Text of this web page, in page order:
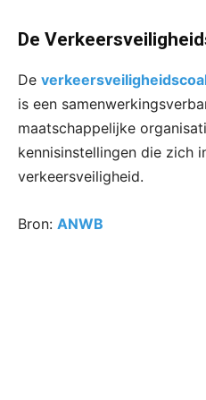
De
De
is een
maatschappelijke
kennisinstellingen die zich
verkeersveiligheid.
Bron: ANWB